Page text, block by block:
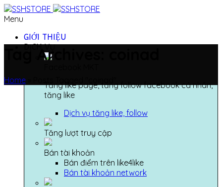
Menu
GIỚI THIỆU
DỊCH VỤ
Tăng like page, tăng follow facebook cá nhân,
tăng like
Dịch vụ tăng like, follow
Tăng lượt truy cập
Bán tài khoản
Bán điểm trên like4like
Bán tài khoản network
Tag Archives: coinad
Home